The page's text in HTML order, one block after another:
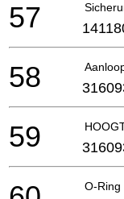
57
58
59
O-Ring